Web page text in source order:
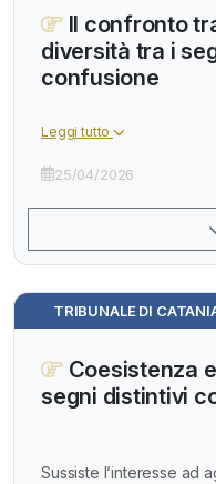
Il confronto
diversità tra i
confusione
Leggi tutto
25/04/2026
TRIBUNALE DI
Coesistenza
segni distintivi
Sussiste l’interesse ad